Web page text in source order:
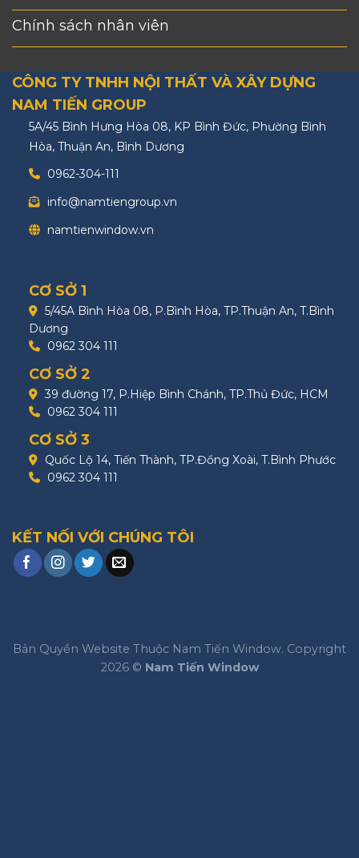
Chính sách nhân viên
CÔNG TY TNHH NỘI THẤT VÀ XÂY DỰNG
NAM TIẾN GROUP
5A/45 Bình Hưng Hòa 08, KP Bình Đức, Phường Bình
Hòa, Thuận An, Bình Dương
0962-304-111
info@namtiengroup.vn
namtienwindow.vn
CƠ SỞ 1
5/45A Bình Hòa 08, P.Bình Hòa, TP.Thuận An, T.Bình
Dương
0962 304 111
CƠ SỞ 2
39 đường 17, P.Hiệp Bình Chánh, TP.Thủ Đức, HCM
0962 304 111
CƠ SỞ 3
Quốc Lộ 14, Tiến Thành, TP.Đồng Xoài, T.Bình Phước
0962 304 111
KẾT NỐI VỚI CHÚNG TÔI
Bản Quyền Website Thuộc Nam Tiến Window. Copyright
2026 © Nam Tiến Window